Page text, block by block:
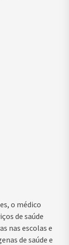
o médico
de saúde
nas escolas e
de saúde e